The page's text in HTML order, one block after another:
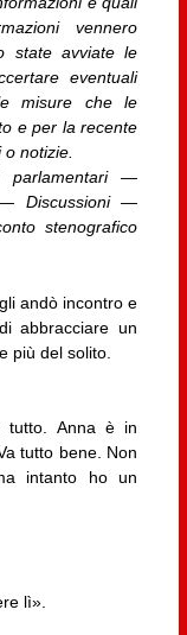
vennero
state avviate le
eventuali
misure che le
e per la recente
notizie.
parlamentari —
— Discussioni —
stenografico
andò incontro e
abbracciare un
più del solito.
tutto. Anna è in
tutto bene. Non
intanto ho un
lì».